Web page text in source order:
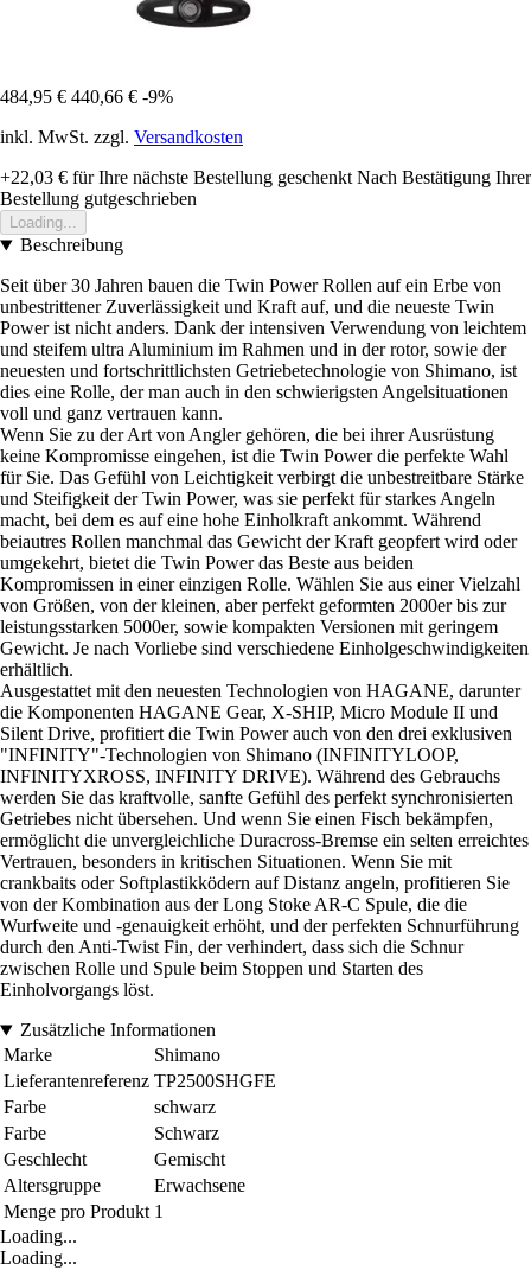
484,95 € 440,66 € -9%
inkl. MwSt. zzgl. Versandkosten
+22,03 € für Ihre nächste Bestellung geschenkt Nach Bestätigung Ihrer
Bestellung gutgeschrieben
Loading...
Beschreibung
Seit über 30 Jahren bauen die Twin Power Rollen auf ein Erbe von
unbestrittener Zuverlässigkeit und Kraft auf, und die neueste Twin
Power ist nicht anders. Dank der intensiven Verwendung von leichtem
und steifem ultra Aluminium im Rahmen und in der rotor, sowie der
neuesten und fortschrittlichsten Getriebetechnologie von Shimano, ist
dies eine Rolle, der man auch in den schwierigsten Angelsituationen
voll und ganz vertrauen kann.
Wenn Sie zu der Art von Angler gehören, die bei ihrer Ausrüstung
keine Kompromisse eingehen, ist die Twin Power die perfekte Wahl
für Sie. Das Gefühl von Leichtigkeit verbirgt die unbestreitbare Stärke
und Steifigkeit der Twin Power, was sie perfekt für starkes Angeln
macht, bei dem es auf eine hohe Einholkraft ankommt. Während
beiautres Rollen manchmal das Gewicht der Kraft geopfert wird oder
umgekehrt, bietet die Twin Power das Beste aus beiden
Kompromissen in einer einzigen Rolle. Wählen Sie aus einer Vielzahl
von Größen, von der kleinen, aber perfekt geformten 2000er bis zur
leistungsstarken 5000er, sowie kompakten Versionen mit geringem
Gewicht. Je nach Vorliebe sind verschiedene Einholgeschwindigkeiten
erhältlich.
Ausgestattet mit den neuesten Technologien von HAGANE, darunter
die Komponenten HAGANE Gear, X-SHIP, Micro Module II und
Silent Drive, profitiert die Twin Power auch von den drei exklusiven
"INFINITY"-Technologien von Shimano (INFINITYLOOP,
INFINITYXROSS, INFINITY DRIVE). Während des Gebrauchs
werden Sie das kraftvolle, sanfte Gefühl des perfekt synchronisierten
Getriebes nicht übersehen. Und wenn Sie einen Fisch bekämpfen,
ermöglicht die unvergleichliche Duracross-Bremse ein selten erreichtes
Vertrauen, besonders in kritischen Situationen. Wenn Sie mit
crankbaits oder Softplastikködern auf Distanz angeln, profitieren Sie
von der Kombination aus der Long Stoke AR-C Spule, die die
Wurfweite und -genauigkeit erhöht, und der perfekten Schnurführung
durch den Anti-Twist Fin, der verhindert, dass sich die Schnur
zwischen Rolle und Spule beim Stoppen und Starten des
Einholvorgangs löst.
Zusätzliche Informationen
Marke
Shimano
Lieferantenreferenz TP2500SHGFE
Farbe
schwarz
Farbe
Schwarz
Geschlecht
Gemischt
Altersgruppe
Erwachsene
Menge pro Produkt 1
Loading...
Loading...